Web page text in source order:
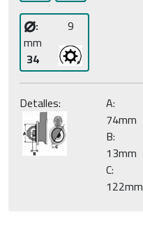
⌀:
mm
34
9
Detalles:
A:
74mm
B:
13mm
C:
122mm